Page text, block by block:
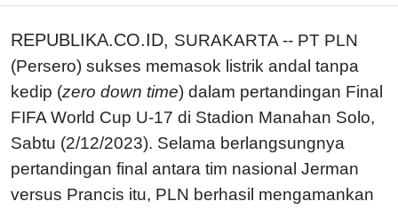
REPUBLIKA.CO.ID, SURAKARTA -- PT PLN
(Persero) sukses memasok listrik andal tanpa
kedip (zero down time) dalam pertandingan Final
FIFA World Cup U-17 di Stadion Manahan Solo,
Sabtu (2/12/2023). Selama berlangsungnya
pertandingan final antara tim nasional Jerman
versus Prancis itu, PLN berhasil mengamankan